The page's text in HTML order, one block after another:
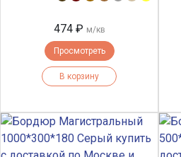
474 ₽ м/кв
Просмотреть
В корзину